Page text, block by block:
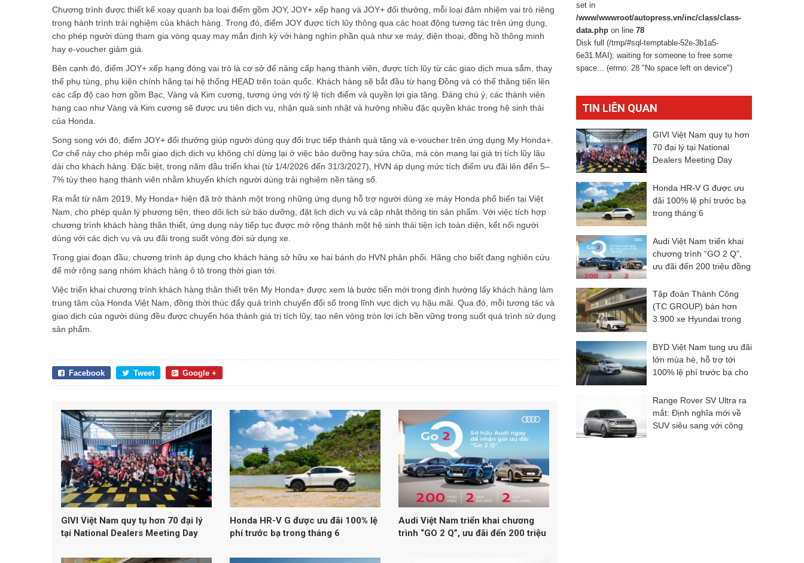
Chương trình được thiết kế xoay quanh ba loại điểm gồm JOY, JOY+ xếp hạng và JOY+ đổi thưởng, mỗi loại đảm nhiệm vai trò riêng
trong hành trình trải nghiệm của khách hàng. Trong đó, điểm JOY được tích lũy thông qua các hoạt động tương tác trên ứng dụng,
cho phép người dùng tham gia vòng quay may mắn định kỳ với hàng nghìn phần quà như xe máy, điện thoại, đồng hồ thông minh
hay e-voucher giảm giá.
Bên cạnh đó, điểm JOY+ xếp hạng đóng vai trò là cơ sở để nâng cấp hạng thành viên, được tích lũy từ các giao dịch mua sắm, thay
thế phụ tùng, phụ kiện chính hãng tại hệ thống HEAD trên toàn quốc. Khách hàng sẽ bắt đầu từ hạng Đồng và có thể thăng tiến lên
các cấp độ cao hơn gồm Bạc, Vàng và Kim cương, tương ứng với tỷ lệ tích điểm và quyền lợi gia tăng. Đáng chú ý, các thành viên
hạng cao như Vàng và Kim cương sẽ được ưu tiên dịch vụ, nhận quà sinh nhật và hưởng nhiều đặc quyền khác trong hệ sinh thái
của Honda.
Song song với đó, điểm JOY+ đổi thưởng giúp người dùng quy đổi trực tiếp thành quà tặng và e-voucher trên ứng dụng My Honda+.
Cơ chế này cho phép mỗi giao dịch dịch vụ không chỉ dừng lại ở việc bảo dưỡng hay sửa chữa, mà còn mang lại giá trị tích lũy lâu
dài cho khách hàng. Đặc biệt, trong năm đầu triển khai (từ 1/4/2026 đến 31/3/2027), HVN áp dụng mức tích điểm ưu đãi lên đến 5–
7% tùy theo hạng thành viên nhằm khuyến khích người dùng trải nghiệm nền tảng số.
Ra mắt từ năm 2019, My Honda+ hiện đã trở thành một trong những ứng dụng hỗ trợ người dùng xe máy Honda phổ biến tại Việt
Nam, cho phép quản lý phương tiện, theo dõi lịch sử bảo dưỡng, đặt lịch dịch vụ và cập nhật thông tin sản phẩm. Với việc tích hợp
chương trình khách hàng thân thiết, ứng dụng này tiếp tục được mở rộng thành một hệ sinh thái tiện ích toàn diện, kết nối người
dùng với các dịch vụ và ưu đãi trong suốt vòng đời sử dụng xe.
Trong giai đoạn đầu, chương trình áp dụng cho khách hàng sở hữu xe hai bánh do HVN phân phối. Hãng cho biết đang nghiên cứu
để mở rộng sang nhóm khách hàng ô tô trong thời gian tới.
Việc triển khai chương trình khách hàng thân thiết trên My Honda+ được xem là bước tiến mới trong định hướng lấy khách hàng làm
trung tâm của Honda Việt Nam, đồng thời thúc đẩy quá trình chuyển đổi số trong lĩnh vực dịch vụ hậu mãi. Qua đó, mỗi tương tác và
giao dịch của người dùng đều được chuyển hóa thành giá trị tích lũy, tạo nên vòng tròn lợi ích bền vững trong suốt quá trình sử dụng
sản phẩm.
Facebook Tweet Google +
GIVI Việt Nam quy tụ hơn 70 đại lý
tại National Dealers Meeting Day
Honda HR-V G được ưu đãi 100% lệ
phí trước bạ trong tháng 6
Audi Việt Nam triển khai chương
trình “GO 2 Q”, ưu đãi đến 200 triệu
set in
/www/wwwroot/autopress.vn/inc/class/class-
data.php on line 78
Disk full (/tmp/#sql-temptable-52e-3b1a5-
6e31.MAI); waiting for someone to free some
space... (errno: 28 "No space left on device")
TIN LIÊN QUAN
GIVI Việt Nam quy tụ hơn
70 đại lý tại National
Dealers Meeting Day
Honda HR-V G được ưu
đãi 100% lệ phí trước bạ
trong tháng 6
Audi Việt Nam triển khai
chương trình “GO 2 Q”,
ưu đãi đến 200 triệu đồng
Tập đoàn Thành Công
(TC GROUP) bán hơn
3.900 xe Hyundai trong
BYD Việt Nam tung ưu đãi
lớn mùa hè, hỗ trợ tới
100% lệ phí trước bạ cho
hybrid
Range Rover SV Ultra ra
mắt: Định nghĩa mới về
SUV siêu sang với công